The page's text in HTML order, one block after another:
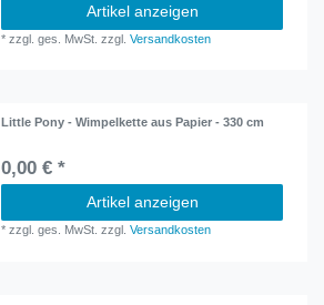
Artikel anzeigen
*zzgl. ges. MwSt. zzgl.Versandkosten
Little Pony - Wimpelkette aus Papier - 330 cm
0,00 € *
Artikel anzeigen
*zzgl. ges. MwSt. zzgl.Versandkosten